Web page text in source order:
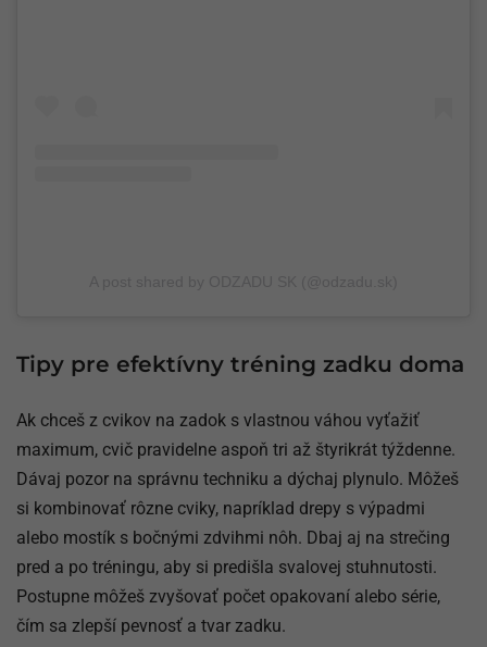
Tipy pre efektívny tréning zadku doma
Ak chceš z cvikov na zadok s vlastnou váhou vyťažiť
maximum, cvič pravidelne aspoň tri až štyrikrát týždenne.
Dávaj pozor na správnu techniku a dýchaj plynulo. Môžeš
si kombinovať rôzne cviky, napríklad drepy s výpadmi
alebo mostík s bočnými zdvihmi nôh. Dbaj aj na strečing
pred a po tréningu, aby si predišla svalovej stuhnutosti.
Postupne môžeš zvyšovať počet opakovaní alebo série,
čím sa zlepší pevnosť a tvar zadku.